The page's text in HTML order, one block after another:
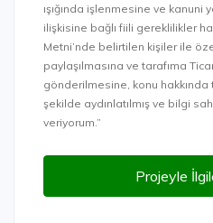
ışığında işlenmesine ve
ilişkisine bağlı fiili gereklilikler
Metni’nde belirtilen kişiler ile
paylaşılmasına ve tarafıma
gönderilmesine, konu
şekilde aydınlatılmış ve bilgi
veriyorum.”
Projeyle